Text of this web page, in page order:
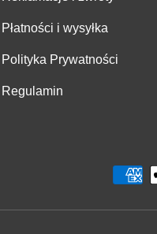
Płatności i wysyłka
Polityka Prywatności
Regulamin
płatności zaakceptowane